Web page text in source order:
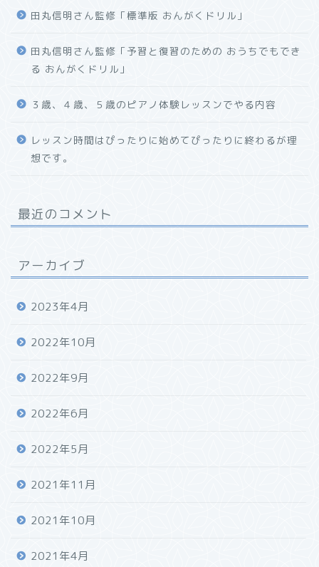
田丸信明さん監修「標準版 おんがくドリル」
田丸信明さん監修「予習と復習のための おうちでもでき
る おんがくドリル」
３歳、４歳、５歳のピアノ体験レッスンでやる内容
レッスン時間はぴったりに始めてぴったりに終わるが理
想です。
最近のコメント
アーカイブ
2023年4月
2022年10月
2022年9月
2022年6月
2022年5月
2021年11月
2021年10月
2021年4月